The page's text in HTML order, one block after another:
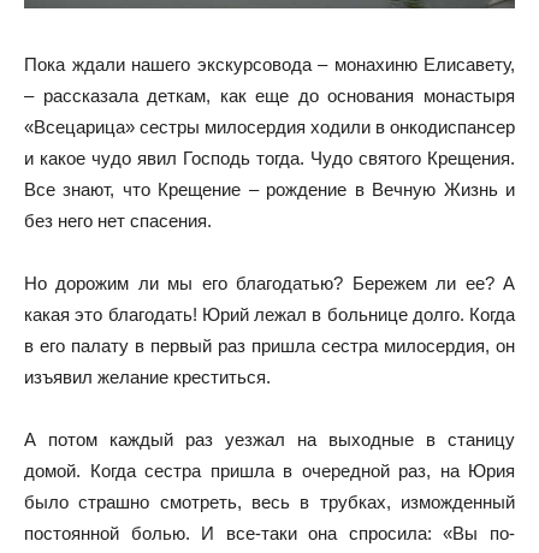
Пока ждали нашего экскурсовода – монахиню Елисавету,
– рассказала деткам, как еще до основания монастыря
«Всецарица» сестры милосердия ходили в онкодиспансер
и какое чудо явил Господь тогда. Чудо святого Крещения.
Все знают, что Крещение – рождение в Вечную Жизнь и
без него нет спасения.
Но дорожим ли мы его благодатью? Бережем ли ее? А
какая это благодать! Юрий лежал в больнице долго. Когда
в его палату в первый раз пришла сестра милосердия, он
изъявил желание креститься.
А потом каждый раз уезжал на выходные в станицу
домой. Когда сестра пришла в очередной раз, на Юрия
было страшно смотреть, весь в трубках, изможденный
постоянной болью. И все-таки она спросила: «Вы по-